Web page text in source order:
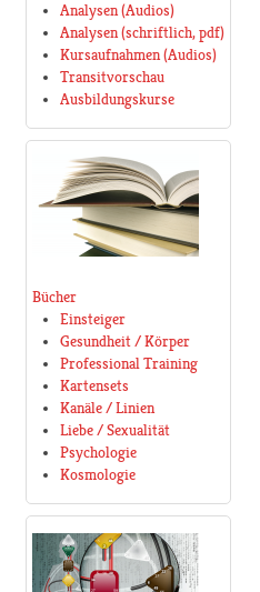
Analysen (Audios)
Analysen (schriftlich, pdf)
Kursaufnahmen (Audios)
Transitvorschau
Ausbildungskurse
Bücher
Einsteiger
Gesundheit / Körper
Professional Training
Kartensets
Kanäle / Linien
Liebe / Sexualität
Psychologie
Kosmologie